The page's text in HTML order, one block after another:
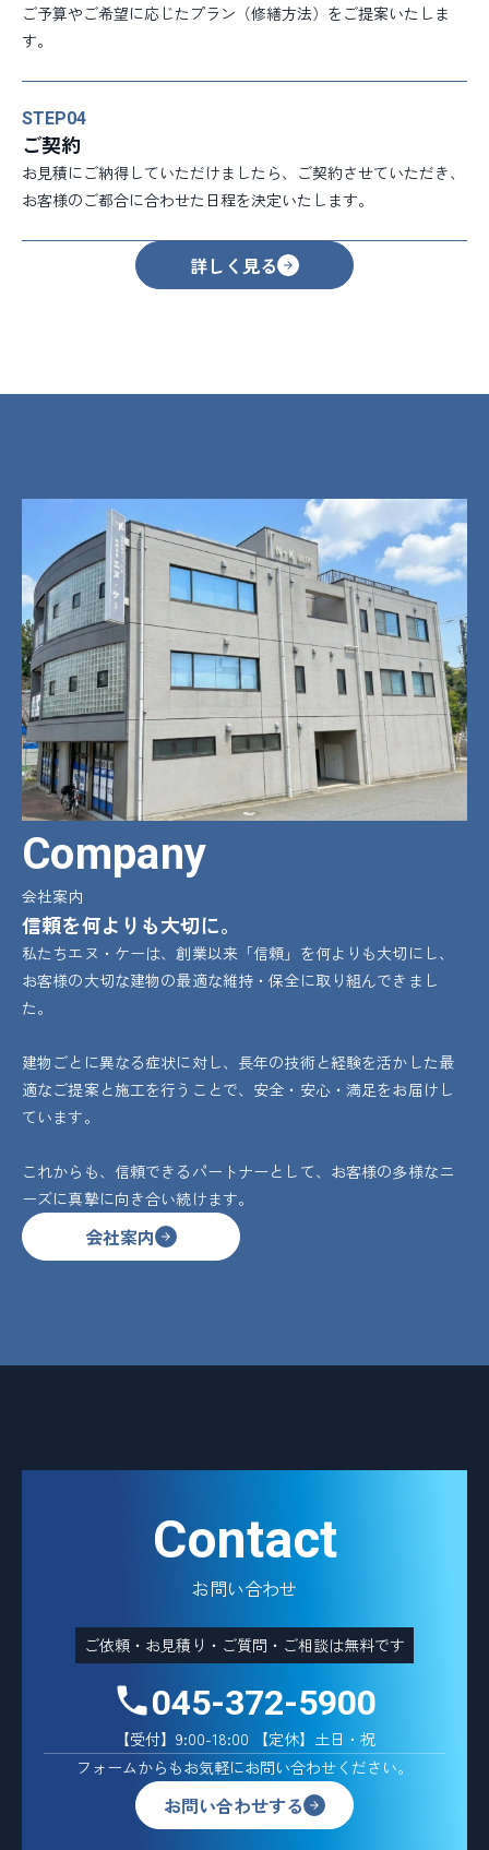
ご予算やご希望に応じたプラン（修繕方法）をご提案いたしま
す。
STEP04
ご契約
お見積にご納得していただけましたら、ご契約させていただき、
お客様のご都合に合わせた日程を決定いたします。
詳しく見る
Company
会社案内
信頼を何よりも大切に。
私たちエヌ・ケーは、創業以来「信頼」を何よりも大切にし、
お客様の大切な建物の最適な維持・保全に取り組んできまし
た。
建物ごとに異なる症状に対し、長年の技術と経験を活かした最
適なご提案と施工を行うことで、安全・安心・満足をお届けし
ています。
これからも、信頼できるパートナーとして、お客様の多様なニ
ーズに真摯に向き合い続けます。
会社案内
Contact
お問い合わせ
ご依頼・お見積り・ご質問・ご相談は無料です
045-372-5900
【受付】9:00-18:00 【定休】土日・祝
フォームからもお気軽にお問い合わせください。
お問い合わせする